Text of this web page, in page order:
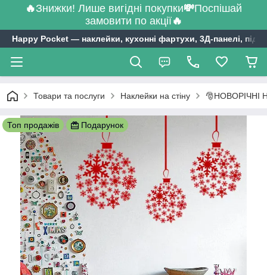
🔥Знижки! Лише вигідні покупки💸Поспішай
замовити по акції🔥
Happy Pocket ― наклейки, кухонні фартухи, 3Д-панелі,
Товари та послуги Наклейки на стіну 🎅НОВОРІЧНІ
Топ продажів Подарунок